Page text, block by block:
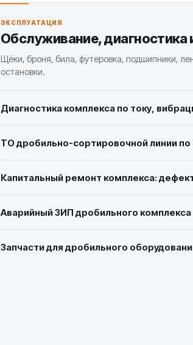
ЭКСПЛУАТАЦИЯ
Обслуживание,
Щёки, броня, била, футеровка, подшипники,
остановки.
Диагностика комплекса по току,
ТО дробильно-сортировочной линии по
Капитальный ремонт комплекса:
Аварийный ЗИП дробильного комплекса
Запчасти для дробильного